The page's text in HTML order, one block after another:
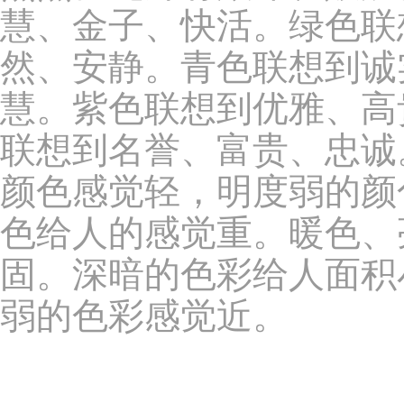
慧、金子、快活。绿色
然、安静。青色联想到
慧。紫色联想到优雅、
联想到名誉、富贵、忠
颜色感觉轻，明度弱的
色给人的感觉重。暖色
固。深暗的色彩给人面
弱的色彩感觉近。